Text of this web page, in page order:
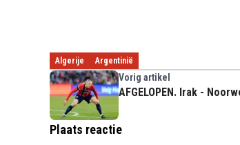
Algerije Argentinië
Vorig artikel
AFGELOPEN. Irak -
Plaats reactie